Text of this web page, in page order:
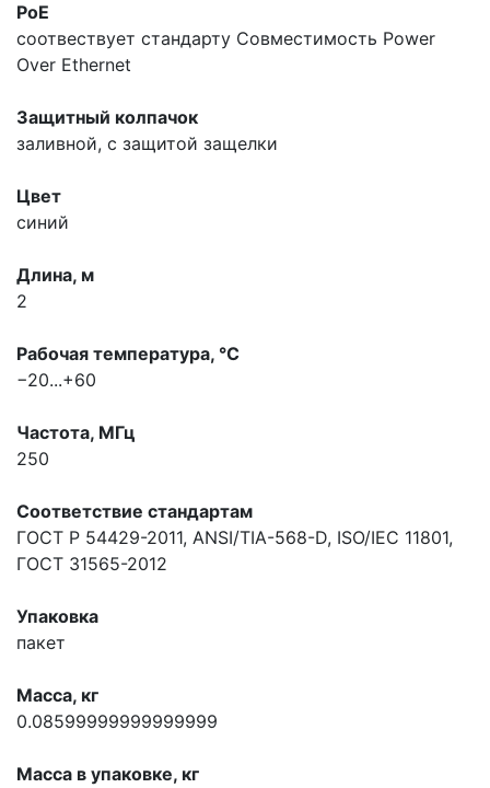
PoE
соотвествует стандарту Совместимость Power
Over Ethernet
Защитный колпачок
заливной, с защитой защелки
Цвет
синий
Длина, м
2
Рабочая температура, °С
−20...+60
Частота, МГц
250
Соответствие стандартам
ГОСТ Р 54429-2011, ANSI/TIA-568-D, ISO/IEC 11801,
ГОСТ 31565-2012
Упаковка
пакет
Масса, кг
0.08599999999999999
Масса в упаковке, кг